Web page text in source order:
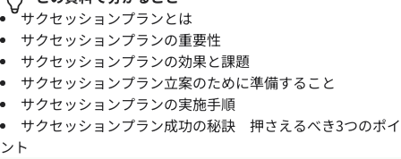
サクセッションプランとは
サクセッションプランの重要性
サクセッションプランの効果と課題
サクセッションプラン立案のために準備すること
サクセッションプランの実施手順
サクセッションプラン成功の秘訣 押さえるべき3つのポイ
ント